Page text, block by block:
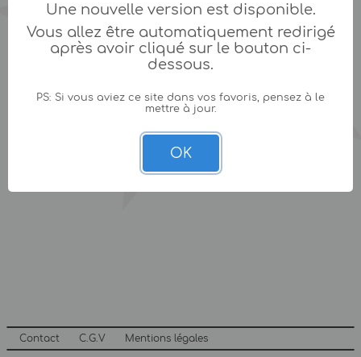
Contact C.G.V Mentions légales
Une nouvelle version est disponible.
Vous allez être automatiquement redirigé
après avoir cliqué sur le bouton ci-
dessous.
PS: Si vous aviez ce site dans vos favoris, pensez à le
mettre à jour.
OK